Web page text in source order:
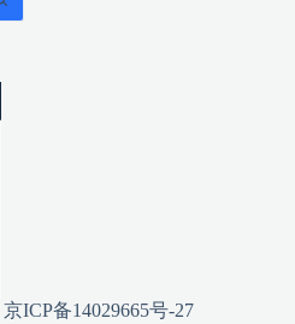
京ICP备14029665号-27